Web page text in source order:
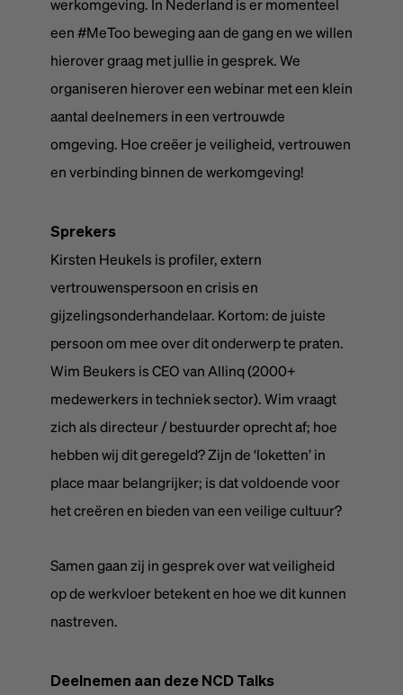
werkomgeving. In Nederland is er momenteel
een #MeToo beweging aan de gang en we willen
hierover graag met jullie in gesprek. We
organiseren hierover een webinar met een klein
aantal deelnemers in een vertrouwde
omgeving. Hoe creëer je veiligheid, vertrouwen
en verbinding binnen de werkomgeving!
Sprekers
Kirsten Heukels is profiler, extern
vertrouwenspersoon en crisis en
gijzelingsonderhandelaar. Kortom: de juiste
persoon om mee over dit onderwerp te praten.
Wim Beukers is CEO van Allinq (2000+
medewerkers in techniek sector). Wim vraagt
zich als directeur / bestuurder oprecht af; hoe
hebben wij dit geregeld? Zijn de ‘loketten’ in
place maar belangrijker; is dat voldoende voor
het creëren en bieden van een veilige cultuur?
Samen gaan zij in gesprek over wat veiligheid
op de werkvloer betekent en hoe we dit kunnen
nastreven.
Deelnemen aan deze NCD Talks